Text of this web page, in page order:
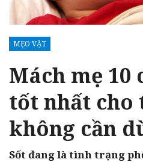
MẸO VẶT
Mách mẹ 10
tốt nhất cho
không cần
Sốt đang là tình trạng